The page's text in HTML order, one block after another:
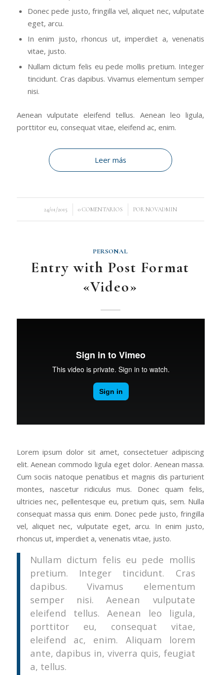
Donec pede justo, fringilla vel, aliquet nec, vulputate
eget, arcu.
In enim justo, rhoncus ut, imperdiet a, venenatis
vitae, justo.
Nullam dictum felis eu pede mollis pretium. Integer
tincidunt. Cras dapibus. Vivamus elementum semper
nisi.
Aenean vulputate eleifend tellus. Aenean leo ligula,
porttitor eu, consequat vitae, eleifend ac, enim.
Leer más
24/01/2015 0 COMENTARIOS
/ POR NOVADMIN
PERSONAL
Entry with Post Format
«Video»
Lorem ipsum dolor sit amet, consectetuer adipiscing
elit. Aenean commodo ligula eget dolor. Aenean massa.
Cum sociis natoque penatibus et magnis dis parturient
montes, nascetur ridiculus mus. Donec quam felis,
ultricies nec, pellentesque eu, pretium quis, sem. Nulla
consequat massa quis enim. Donec pede justo, fringilla
vel, aliquet nec, vulputate eget, arcu. In enim justo,
rhoncus ut, imperdiet a, venenatis vitae, justo.
Nullam dictum felis eu pede mollis
pretium. Integer tincidunt. Cras
dapibus. Vivamus elementum
semper nisi. Aenean vulputate
eleifend tellus. Aenean leo ligula,
porttitor eu, consequat vitae,
eleifend ac, enim. Aliquam lorem
ante, dapibus in, viverra quis, feugiat
a, tellus.